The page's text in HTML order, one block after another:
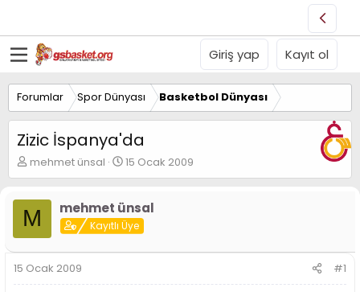
Giriş yap Kayıt ol
Forumlar Spor Dünyası Basketbol Dünyası
Zizic İspanya'da
K
o
u
y
B
a
ş
mehmet ünsal
B
a
l
a
n
g
15 Ocak 2009
M mehmet ünsal
Kayıtlı Üye
15 Ocak 2009 #1